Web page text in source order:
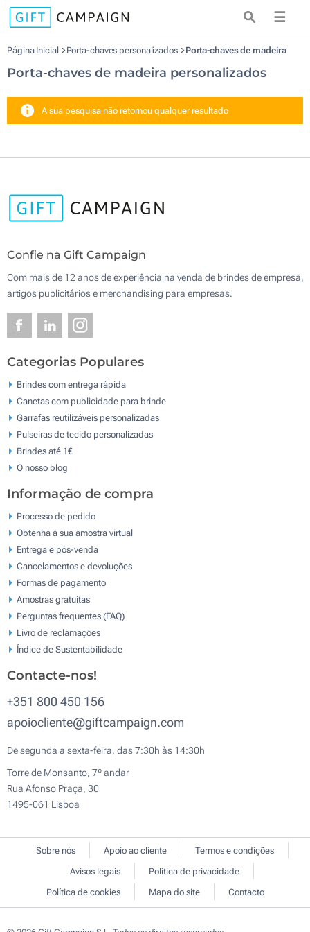
☰
Página Inicial Porta-chaves personalizados Porta-chaves de madeira
Porta-chaves de madeira personalizados
A sua pesquisa não retornou qualquer resultado
Confie na Gift Campaign
Com mais de 12 anos de experiência na venda de brindes de empresa,
artigos publicitários e merchandising para empresas.
Categorias Populares
Brindes com entrega rápida
Canetas com publicidade para brinde
Garrafas reutilizáveis personalizadas
Pulseiras de tecido personalizadas
Brindes até 1€
O nosso blog
Informação de compra
Processo de pedido
Obtenha a sua amostra virtual
Entrega e pós-venda
Cancelamentos e devoluções
Formas de pagamento
Amostras gratuitas
Perguntas frequentes (FAQ)
Livro de reclamaçōes
Índice de Sustentabilidade
Contacte-nos!
+351 800 450 156
apoiocliente@giftcampaign.com
De segunda a sexta-feira, das 7:30h às 14:30h
Torre de Monsanto, 7º andar
Rua Afonso Praça, 30
1495-061 Lisboa
Sobre nós Apoio ao cliente
Termos e condições
Avisos legais
Política de privacidade
Política de cookies
Mapa do site Contacto